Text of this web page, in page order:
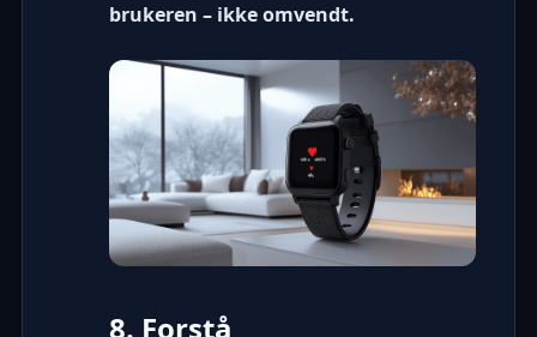
brukeren – ikke omvendt.
8. Forstå